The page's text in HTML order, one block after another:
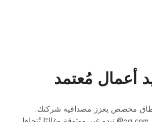
أعمال مُعتمد
بنطاق مخصص يعزز مصداقية شركتك.